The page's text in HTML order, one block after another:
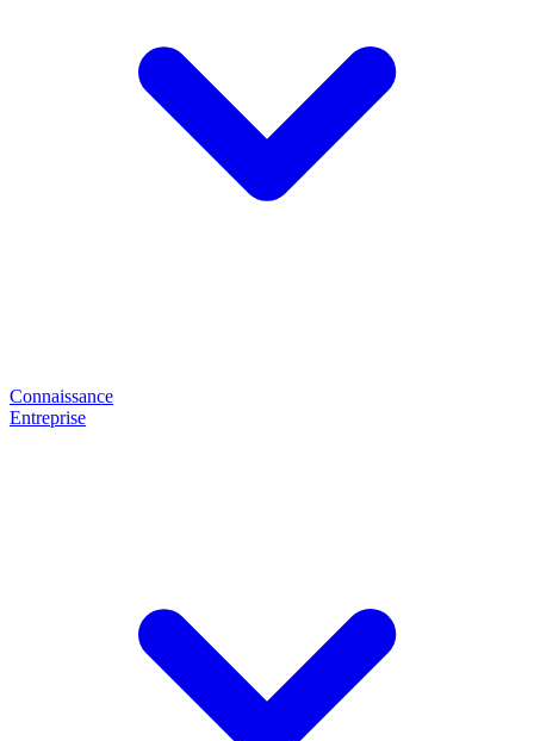
Connaissance
Entreprise